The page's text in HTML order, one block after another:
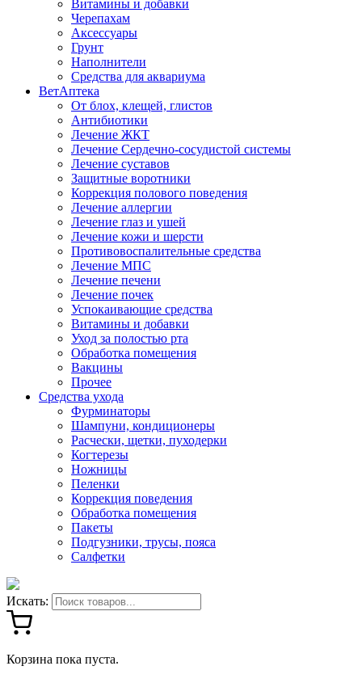
Витамины и добавки
Черепахам
Аксессуары
Грунт
Наполнители
Средства для аквариума
ВетАптека
От блох, клещей, глистов
Антибиотики
Лечение ЖКТ
Лечение Сердечно-сосудистой системы
Лечение суставов
Защитные воротники
Коррекция полового поведения
Лечение аллергии
Лечение глаз и ушей
Лечение кожи и шерсти
Противовоспалительные средства
Лечение МПС
Лечение печени
Лечение почек
Успокаивающие средства
Витамины и добавки
Уход за полостью рта
Обработка помещения
Вакцины
Прочее
Средства ухода
Фурминаторы
Шампуни, кондиционеры
Расчески, щетки, пуходерки
Когтерезы
Ножницы
Пеленки
Коррекция поведения
Обработка помещения
Пакеты
Подгузники, трусы, пояса
Салфетки
Искать:
Корзина пока пуста.